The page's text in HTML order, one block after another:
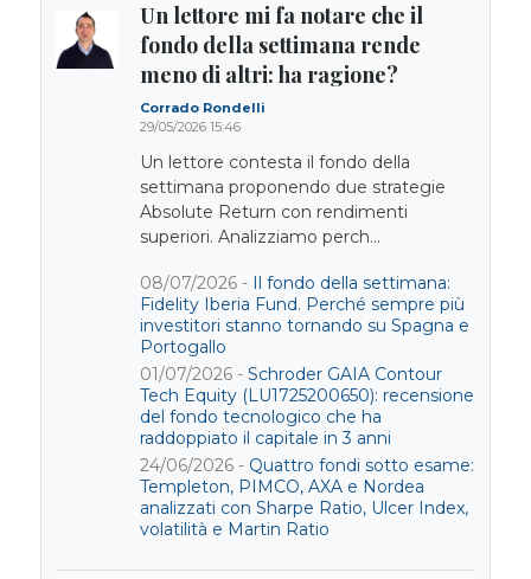
Un lettore mi fa notare che il
fondo della settimana rende
meno di altri: ha ragione?
Corrado Rondelli
29/05/2026 15:46
Un lettore contesta il fondo della
settimana proponendo due strategie
Absolute Return con rendimenti
superiori. Analizziamo perch...
08/07/2026 - Il fondo della settimana:
Fidelity Iberia Fund. Perché sempre più
investitori stanno tornando su Spagna e
Portogallo
01/07/2026 - Schroder GAIA Contour
Tech Equity (LU1725200650): recensione
del fondo tecnologico che ha
raddoppiato il capitale in 3 anni
24/06/2026 - Quattro fondi sotto esame:
Templeton, PIMCO, AXA e Nordea
analizzati con Sharpe Ratio, Ulcer Index,
volatilità e Martin Ratio